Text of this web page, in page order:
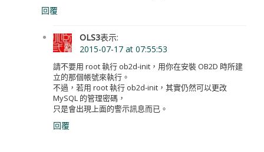
回覆
OLS3表示:
2015-07-17 at 07:55:53
請不要用 root 執行 ob2d-init，用你在安裝 OB2D 時所建
立的那個帳號來執行。
不過，若用 root 執行 ob2d-init，其實仍然可以更改
MySQL 的管理密碼，
只是會出現上面的警示訊息而已。
回覆